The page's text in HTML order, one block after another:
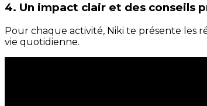
4. Un impact clair et des conseils
Pour chaque activité, Niki te présente les
vie quotidienne.